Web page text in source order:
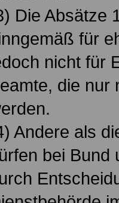
Die Absätze
für
nicht für
die nur
Andere als
bei Bund